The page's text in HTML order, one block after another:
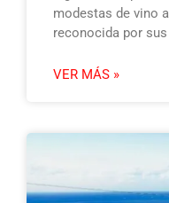
modestas de vino
reconocida por
VER MÁS »